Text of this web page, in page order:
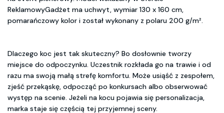
ReklamowyGadżet ma uchwyt, wymiar 130 x 160 cm,
pomarańczowy kolor i został wykonany z polaru 200 g/m².
Dlaczego koc jest tak skuteczny? Bo dosłownie tworzy
miejsce do odpoczynku. Uczestnik rozkłada go na trawie i od
razu ma swoją małą strefę komfortu. Może usiąść z zespołem,
zjeść przekąskę, odpocząć po konkursach albo obserwować
występ na scenie. Jeżeli na kocu pojawia się personalizacja,
marka staje się częścią tej przyjemnej sceny.